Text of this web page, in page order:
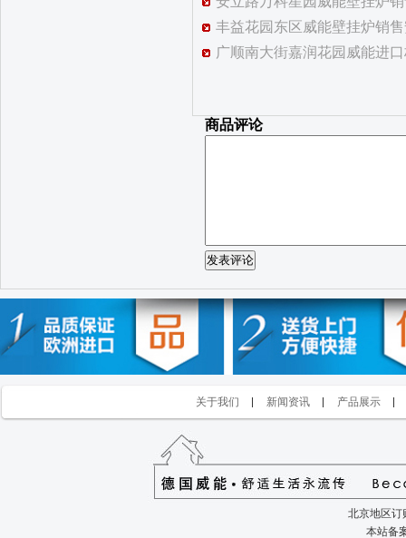
丰益花园东区威能壁挂炉销
广顺南大街嘉润花园威能进
商品评论
发表评论
关于我们 新闻资讯 产品展示
北京地区
本站备